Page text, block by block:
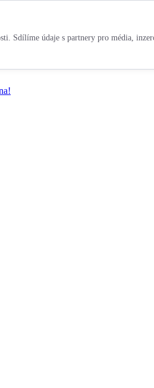
Sdílíme údaje s partnery pro média,